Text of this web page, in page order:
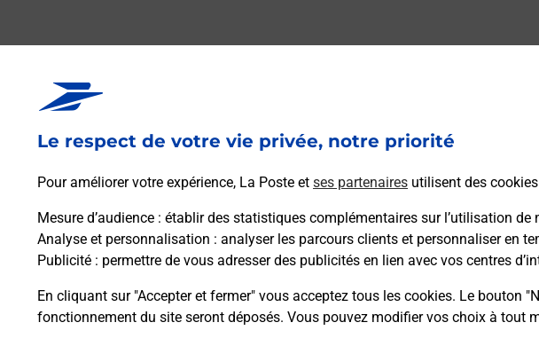
Le respect de votre vie privée, notre priorité
Pour améliorer votre expérience, La Poste et ses partenaires utilisent des
Mesure d’audience : établir des statistiques complémentaires sur l’utilisation
Analyse et personnalisation : analyser les parcours clients et personnaliser en
Publicité : permettre de vous adresser des publicités en lien avec vos centres
En cliquant sur "Accepter et fermer" vous acceptez tous les cookies. Le bouton
fonctionnement du site seront déposés. Vous pouvez modifier vos choix à tout
La téléassistance classique avec médaillon
Comment fonctionne la téléassistance
Comment est installée la téléassistance